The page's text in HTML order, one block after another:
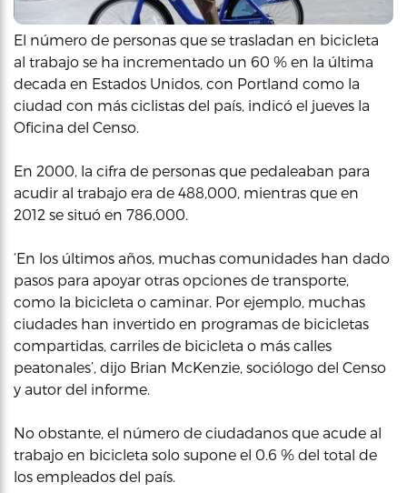
El número de personas que se trasladan en bicicleta
al trabajo se ha incrementado un 60 % en la última
decada en Estados Unidos, con Portland como la
ciudad con más ciclistas del país, indicó el jueves la
Oficina del Censo.
En 2000, la cifra de personas que pedaleaban para
acudir al trabajo era de 488,000, mientras que en
2012 se situó en 786,000.
‘En los últimos años, muchas comunidades han dado
pasos para apoyar otras opciones de transporte,
como la bicicleta o caminar. Por ejemplo, muchas
ciudades han invertido en programas de bicicletas
compartidas, carriles de bicicleta o más calles
peatonales’, dijo Brian McKenzie, sociólogo del Censo
y autor del informe.
No obstante, el número de ciudadanos que acude al
trabajo en bicicleta solo supone el 0.6 % del total de
los empleados del país.